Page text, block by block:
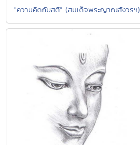
"ความคิดกับสติ" (สมเด็จพระญาณสังวรฯ)